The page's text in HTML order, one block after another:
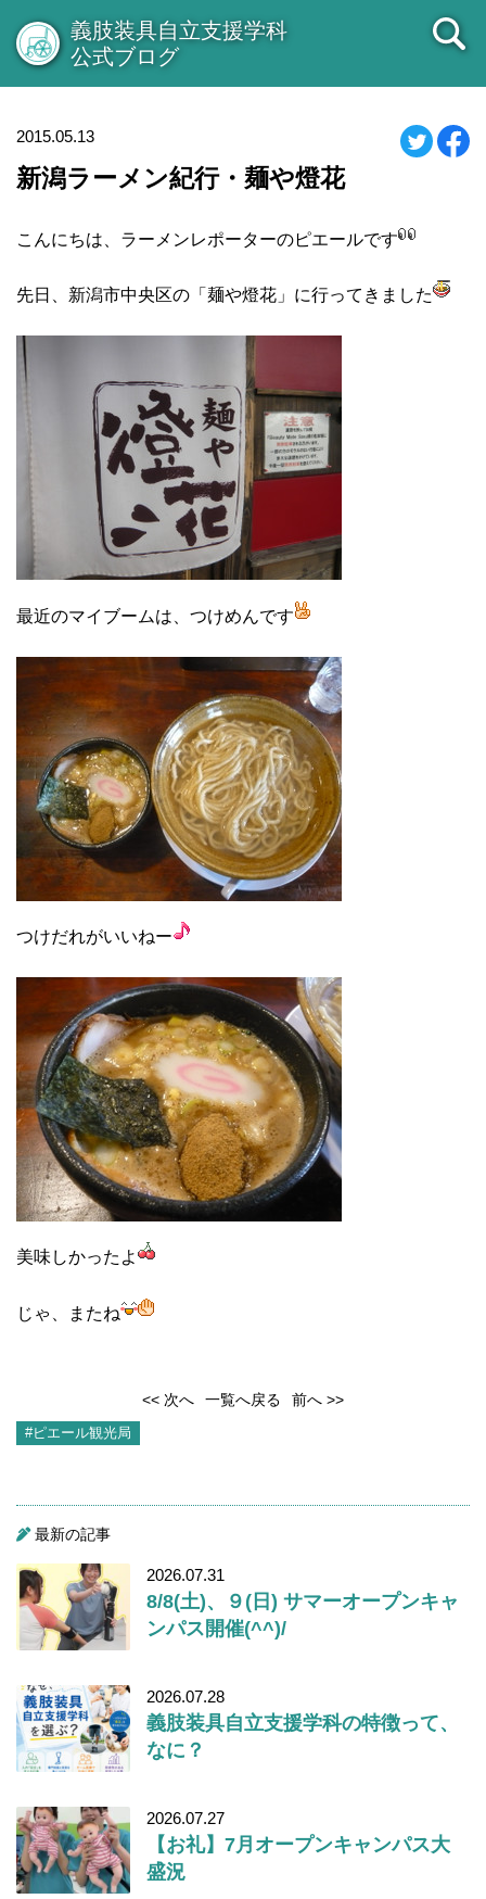
義肢装具自立支援学科
公式ブログ
2015.05.13
新潟ラーメン紀行・麺や燈花
こんにちは、ラーメンレポーターのピエールです
先日、新潟市中央区の「麺や燈花」に行ってきました
最近のマイブームは、つけめんです
つけだれがいいねー
美味しかったよ
じゃ、またね
<< 次へ 一覧へ戻る 前へ >>
#ピエール観光局
最新の記事
2026.07.31
8/8(土)、９(日) サマーオープンキャ
ンパス開催(^^)/
2026.07.28
義肢装具自立支援学科の特徴って、
なに？
2026.07.27
【お礼】7月オープンキャンパス大
盛況